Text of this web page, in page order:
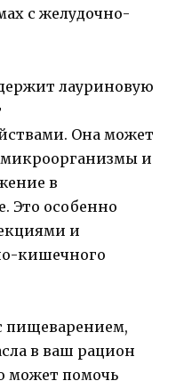
с желудочно-
лауриновую
Она может
и
в
Это особенно
и
кишечного
пищеварением,
в ваш рацион
может помочь